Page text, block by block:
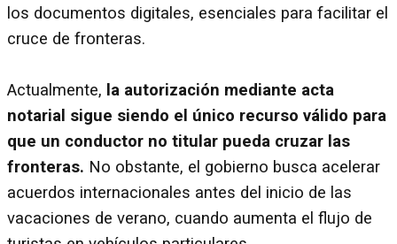
los documentos digitales, esenciales para facilitar el
cruce de fronteras.
Actualmente, la autorización mediante acta
notarial sigue siendo el único recurso válido para
que un conductor no titular pueda cruzar las
fronteras. No obstante, el gobierno busca acelerar
acuerdos internacionales antes del inicio de las
vacaciones de verano, cuando aumenta el flujo de